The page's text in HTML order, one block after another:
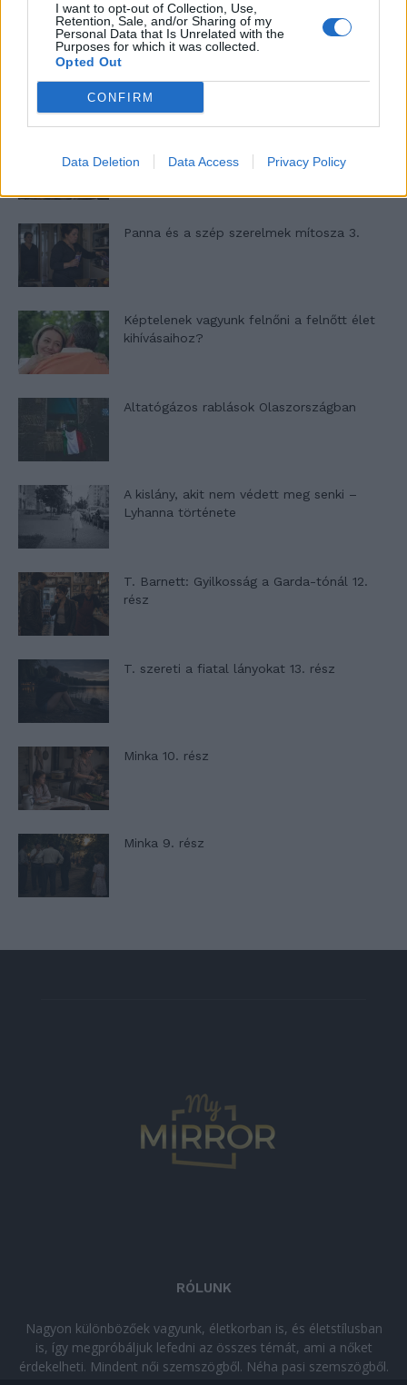
I want to opt-out of Collection, Use,
Retention, Sale, and/or Sharing of my
Personal Data that Is Unrelated with the
Purposes for which it was collected.
Opted Out
CONFIRM
Data Deletion Data Access Privacy Policy
Panna és a szép szerelmek mítosza 3.
Képtelenek vagyunk felnőni a felnőtt élet
kihívásaihoz?
Altatógázos rablások Olaszországban
A kislány, akit nem védett meg senki –
Lyhanna története
T. Barnett: Gyilkosság a Garda-tónál 12.
rész
T. szereti a fiatal lányokat 13. rész
Minka 10. rész
Minka 9. rész
RÓLUNK
Nagyon különbözőek vagyunk, életkorban is, és életstílusban
is, így megpróbáljuk lefedni az összes témát, ami a nőket
érdekelheti. Mindent női szemszögből. Néha pasi szemszögből.